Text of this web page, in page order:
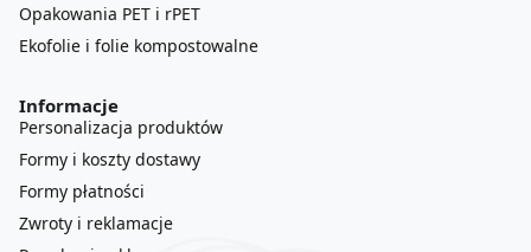
Opakowania PET i rPET
Ekofolie i folie kompostowalne
Informacje
Personalizacja produktów
Formy i koszty dostawy
Formy płatności
Zwroty i reklamacje